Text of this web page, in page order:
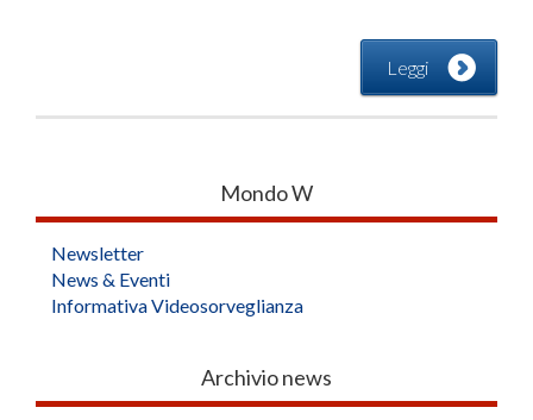
Leggi
Mondo W
Newsletter
News & Eventi
Informativa Videosorveglianza
Archivio news